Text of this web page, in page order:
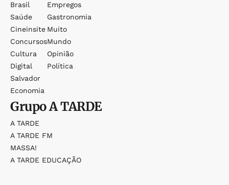
Brasil
Saúde
Cineinsite
Concursos
Cultura
Digital
Salvador
Economia
Empregos
Gastronomia
Muito
Mundo
Opinião
Política
GrupoA TARDE
A TARDE
A TARDE FM
MASSA!
A TARDE EDUCAÇÃO